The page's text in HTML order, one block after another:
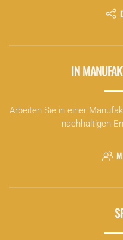
IN
Arbeiten Sie in einer
nachhaltigen